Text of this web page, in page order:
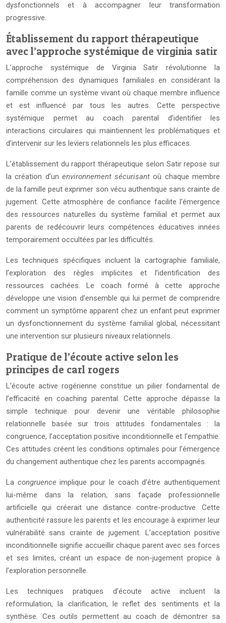
dysfonctionnels et à accompagner leur transformation
progressive.
Établissement du rapport thérapeutique
avec l’approche systémique de virginia satir
L’approche systémique de Virginia Satir révolutionne la
compréhension des dynamiques familiales en considérant la
famille comme un système vivant où chaque membre influence
et est influencé par tous les autres. Cette perspective
systémique permet au coach parental d’identifier les
interactions circulaires qui maintiennent les problématiques et
d’intervenir sur les leviers relationnels les plus efficaces.
L’établissement du rapport thérapeutique selon Satir repose sur
la création d’un environnement sécurisantoù chaque membre
de la famille peut exprimer son vécu authentique sans crainte de
jugement. Cette atmosphère de confiance facilite l’émergence
des ressources naturelles du système familial et permet aux
parents de redécouvrir leurs compétences éducatives innées
temporairement occultées par les difficultés.
Les techniques spécifiques incluent la cartographie familiale,
l’exploration des règles implicites et l’identification des
ressources cachées. Le coach formé à cette approche
développe une vision d’ensemble qui lui permet de comprendre
comment un symptôme apparent chez un enfant peut exprimer
un dysfonctionnement du système familial global, nécessitant
une intervention sur plusieurs niveaux relationnels.
Pratique de l’écoute active selon les
principes de carl rogers
L’écoute active rogérienne constitue un pilier fondamental de
l’efficacité en coaching parental. Cette approche dépasse la
simple technique pour devenir une véritable philosophie
relationnelle basée sur trois attitudes fondamentales : la
congruence, l’acceptation positive inconditionnelle et l’empathie.
Ces attitudes créent les conditions optimales pour l’émergence
du changement authentique chez les parents accompagnés.
La congruenceimplique pour le coach d’être authentiquement
lui-même dans la relation, sans façade professionnelle
artificielle qui créerait une distance contre-productive. Cette
authenticité rassure les parents et les encourage à exprimer leur
vulnérabilité sans crainte de jugement. L’acceptation positive
inconditionnelle signifie accueillir chaque parent avec ses forces
et ses limites, créant un espace de non-jugement propice à
l’exploration personnelle.
Les techniques pratiques d’écoute active incluent la
reformulation, la clarification, le reflet des sentiments et la
synthèse. Ces outils permettent au coach de démontrer sa